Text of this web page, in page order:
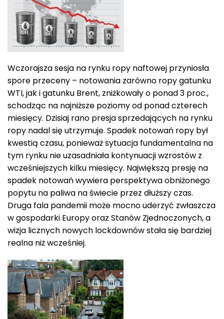
Wczorajsza sesja na rynku ropy naftowej przyniosła
spore przeceny – notowania zarówno ropy gatunku
WTI, jak i gatunku Brent, zniżkowały o ponad 3 proc.,
schodząc na najniższe poziomy od ponad czterech
miesięcy. Dzisiaj rano presja sprzedających na rynku
ropy nadal się utrzymuje. Spadek notowań ropy był
kwestią czasu, ponieważ sytuacja fundamentalna na
tym rynku nie uzasadniała kontynuacji wzrostów z
wcześniejszych kilku miesięcy. Największą presję na
spadek notowań wywiera perspektywa obniżonego
popytu na paliwa na świecie przez dłuższy czas.
Druga fala pandemii może mocno uderzyć zwłaszcza
w gospodarki Europy oraz Stanów Zjednoczonych, a
wizja licznych nowych lockdownów stała się bardziej
realna niż wcześniej.